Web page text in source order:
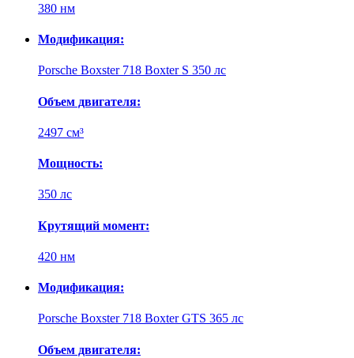
380 нм
Модификация:
Porsche Boxster 718 Boxter S 350 лс
Объем двигателя:
2497 см³
Мощность:
350 лс
Крутящий момент:
420 нм
Модификация:
Porsche Boxster 718 Boxter GTS 365 лс
Объем двигателя: